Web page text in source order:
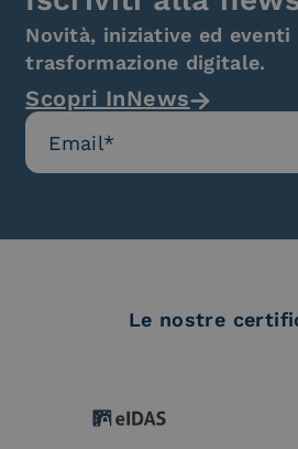
Novità, iniziative ed
trasformazione digitale.
Scopri InNews
Le nostre